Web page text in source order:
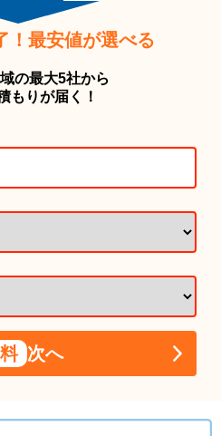
！最安値が選べる
の最大5社から
もりが届く！
次へ